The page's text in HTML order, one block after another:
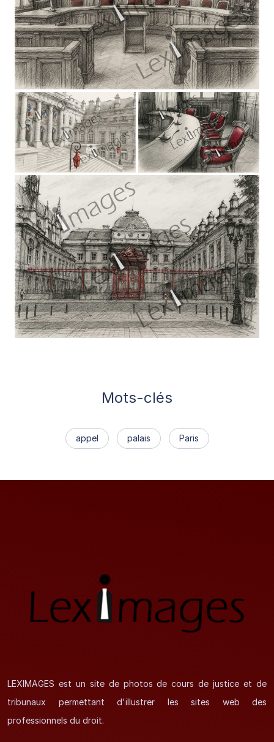
Mots-clés
appel palais Paris
LEXIMAGES est un site de photos de cours de justice et de
tribunaux permettant d'illustrer les sites web des
professionnels du droit.